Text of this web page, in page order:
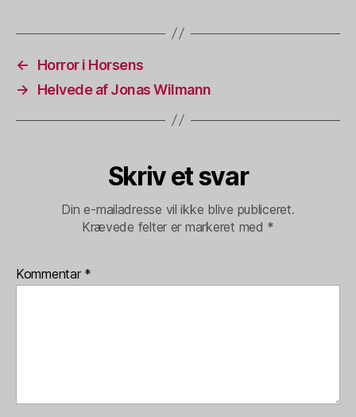
←
Horror i Horsens
→
Helvede af Jonas Wilmann
Skriv et svar
Din e-mailadresse vil ikke blive publiceret.
Krævede felter er markeret med *
Kommentar *